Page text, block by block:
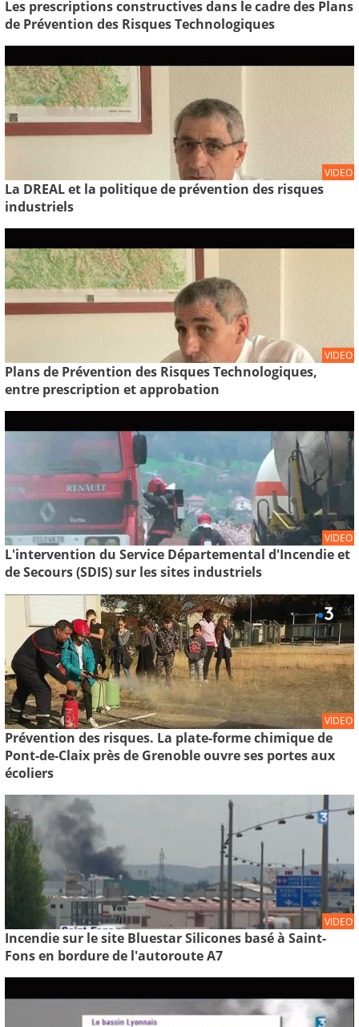
Les prescriptions constructives dans le cadre des Plans
de Prévention des Risques Technologiques
VIDEO
La DREAL et la politique de prévention des risques
industriels
VIDEO
Plans de Prévention des Risques Technologiques,
entre prescription et approbation
VIDEO
L'intervention du Service Départemental d'Incendie et
de Secours (SDIS) sur les sites industriels
VIDEO
Prévention des risques. La plate-forme chimique de
Pont-de-Claix près de Grenoble ouvre ses portes aux
écoliers
VIDEO
Incendie sur le site Bluestar Silicones basé à Saint-
Fons en bordure de l'autoroute A7